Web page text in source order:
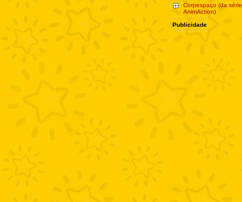
Corpespaço (da série
AnimAction)
Publicidade